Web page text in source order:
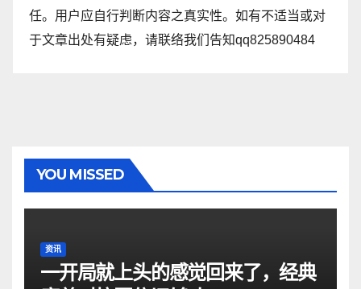
任。用户应自行判断内容之真实性。如有不适当或对
于文章出处有疑虑，请联络我们告知qq825890484
YOU MISSED
资讯
一开局就上头的感觉回来了，经典